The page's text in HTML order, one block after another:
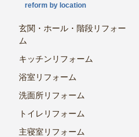
reform by location
玄関・ホール・階段リフォー
ム
キッチンリフォーム
浴室リフォーム
洗面所リフォーム
トイレリフォーム
主寝室リフォーム